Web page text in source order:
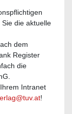
die aktuelle
dem
Register
die
Intranet
!